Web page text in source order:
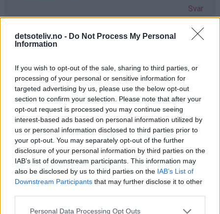
detsoteliv.no - Do Not Process My Personal
Information
If you wish to opt-out of the sale, sharing to third parties, or
processing of your personal or sensitive information for
targeted advertising by us, please use the below opt-out
section to confirm your selection. Please note that after your
opt-out request is processed you may continue seeing
interest-based ads based on personal information utilized by
us or personal information disclosed to third parties prior to
your opt-out. You may separately opt-out of the further
disclosure of your personal information by third parties on the
IAB’s list of downstream participants. This information may
also be disclosed by us to third parties on the IAB’s List of
Downstream Participants that may further disclose it to other
Personal Data Processing Opt Outs
Svar
Anne-lene Ulriksen - 03.12.2019 - 08:36
en hektisk juletid ønsker deg en fantastisk førjulstid
Svar
Marthe - 03.12.2019 - 08:36
Så mange gode minner med mummitrollet! ❤️
Julebaksten hadde blitt ekstra koselig med de formene!
Svar
Anonym - 03.12.2019 - 08:38